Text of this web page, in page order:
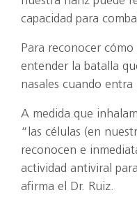
capacidad para
Para reconocer
entender la batalla
nasales cuando
A medida que
“las células (en
reconocen e
actividad antiviral
afirma el Dr. Ruiz.